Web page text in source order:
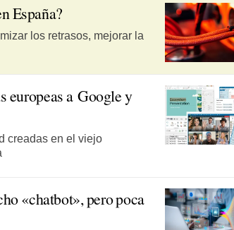
España?
los retrasos, mejorar la
europeas a Google y
creadas en el viejo
«chatbot», pero poca